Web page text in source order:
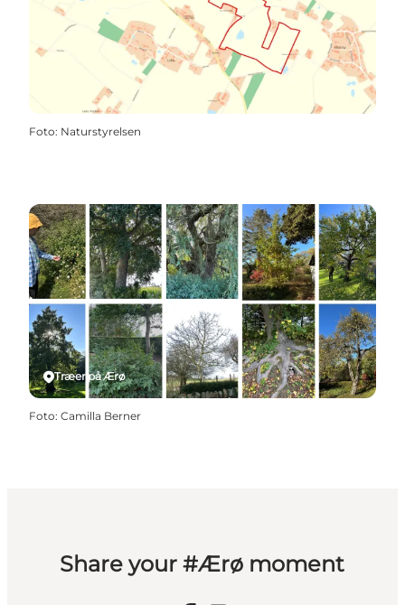
Foto: Naturstyrelsen
Træer på Ærø
Foto: Camilla Berner
Share your #Ærø moment